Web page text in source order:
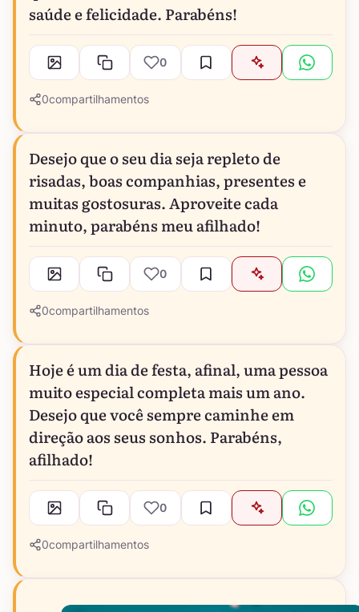
saúde e felicidade. Parabéns!
0
0compartilhamentos
Desejo que o seu dia seja repleto de
risadas, boas companhias, presentes e
muitas gostosuras. Aproveite cada
minuto, parabéns meu afilhado!
0
0compartilhamentos
Hoje é um dia de festa, afinal, uma pessoa
muito especial completa mais um ano.
Desejo que você sempre caminhe em
direção aos seus sonhos. Parabéns,
afilhado!
0
0compartilhamentos